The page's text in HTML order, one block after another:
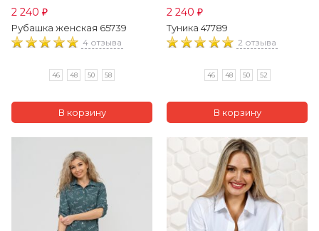
2 240 ₽
Рубашка женская 65739
4 отзыва
46 48 50 58
2 240 ₽
Туника 47789
2 отзыва
46 48 50 52